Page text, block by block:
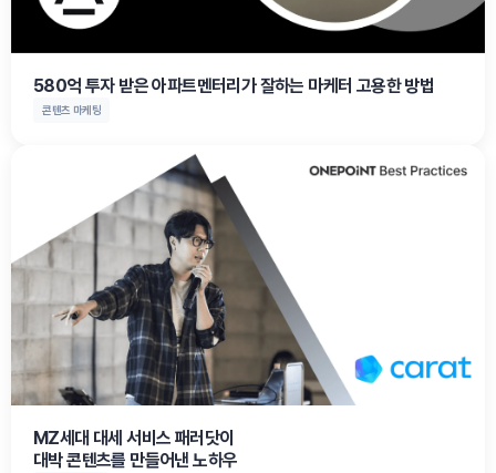
580억 투자 받은 아파트멘터리가 잘하는 마케터 고용한 방법
콘텐츠 마케팅
MZ세대 대세 서비스 패러닷이
대박 콘텐츠를 만들어낸 노하우